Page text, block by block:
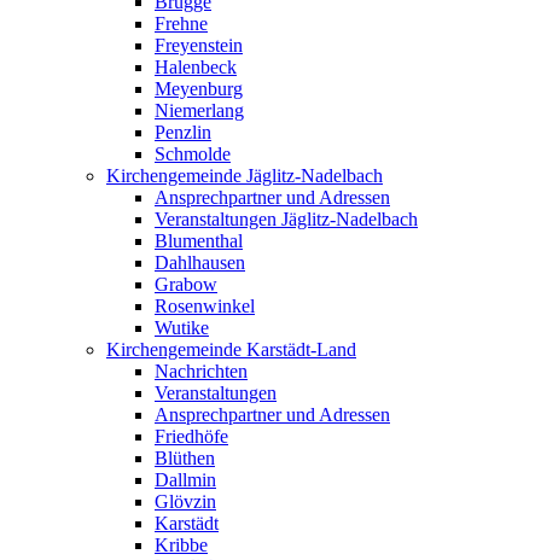
Frehne
Freyenstein
Halenbeck
Meyenburg
Niemerlang
Penzlin
Schmolde
Kirchengemeinde Jäglitz-Nadelbach
Ansprechpartner und Adressen
Veranstaltungen Jäglitz-Nadelbach
Blumenthal
Dahlhausen
Grabow
Rosenwinkel
Wutike
Kirchengemeinde Karstädt-Land
Nachrichten
Veranstaltungen
Ansprechpartner und Adressen
Friedhöfe
Blüthen
Dallmin
Glövzin
Karstädt
Kribbe